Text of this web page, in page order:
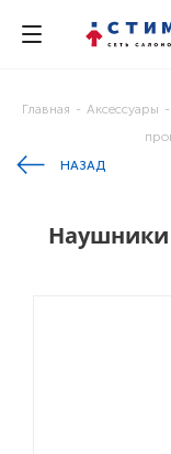
Главная - Аксессуары -
НАЗАД
Наушники